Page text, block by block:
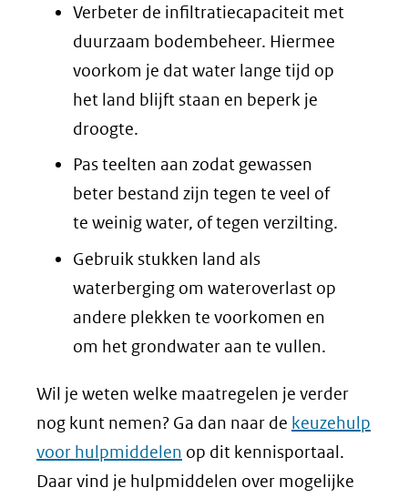
Verbeter de infiltratiecapaciteit met
duurzaam bodembeheer. Hiermee
voorkom je dat water lange tijd op
het land blijft staan en beperk je
droogte.
Pas teelten aan zodat gewassen
beter bestand zijn tegen te veel of
te weinig water, of tegen verzilting.
Gebruik stukken land als
waterberging om wateroverlast op
andere plekken te voorkomen en
om het grondwater aan te vullen.
Wil je weten welke maatregelen je verder
nog kunt nemen? Ga dan naar de keuzehulp
voor hulpmiddelen op dit kennisportaal.
Daar vind je hulpmiddelen over mogelijke